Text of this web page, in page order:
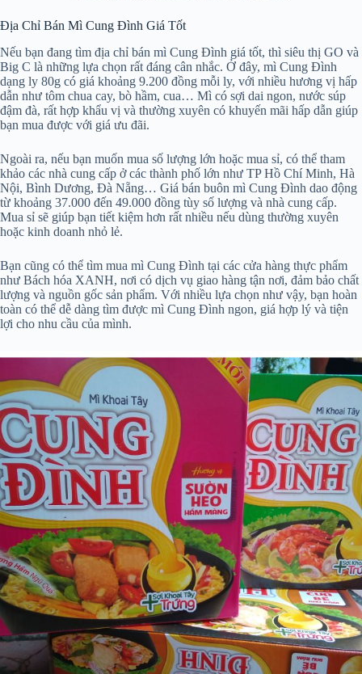
Địa Chỉ Bán Mì Cung Đình Giá Tốt
Nếu bạn đang tìm địa chỉ bán mì Cung Đình giá tốt, thì siêu thị GO và
Big C là những lựa chọn rất đáng cân nhắc. Ở đây, mì Cung Đình
dạng ly 80g có giá khoảng 9.200 đồng mỗi ly, với nhiều hương vị hấp
dẫn như tôm chua cay, bò hầm, cua… Mì có sợi dai ngon, nước súp
đậm đà, rất hợp khẩu vị và thường xuyên có khuyến mãi hấp dẫn giúp
bạn mua được với giá ưu đãi.
Ngoài ra, nếu bạn muốn mua số lượng lớn hoặc mua sỉ, có thể tham
khảo các nhà cung cấp ở các thành phố lớn như TP Hồ Chí Minh, Hà
Nội, Bình Dương, Đà Nẵng… Giá bán buôn mì Cung Đình dao động
từ khoảng 37.000 đến 49.000 đồng tùy số lượng và nhà cung cấp.
Mua sỉ sẽ giúp bạn tiết kiệm hơn rất nhiều nếu dùng thường xuyên
hoặc kinh doanh nhỏ lẻ.
Bạn cũng có thể tìm mua mì Cung Đình tại các cửa hàng thực phẩm
như Bách hóa XANH, nơi có dịch vụ giao hàng tận nơi, đảm bảo chất
lượng và nguồn gốc sản phẩm. Với nhiều lựa chọn như vậy, bạn hoàn
toàn có thể dễ dàng tìm được mì Cung Đình ngon, giá hợp lý và tiện
lợi cho nhu cầu của mình.